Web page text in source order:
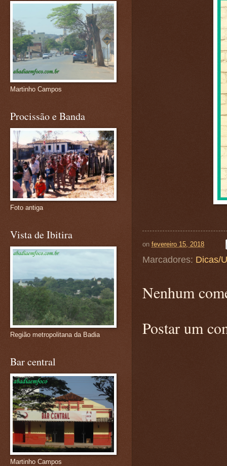
on fevereiro 15, 2018
Marcadores: Dicas/
Nenhum
Postar um
Martinho Campos
Procissão e Banda
Foto antiga
Vista de Ibitira
Região metropolitana da Badia
Bar central
Martinho Campos